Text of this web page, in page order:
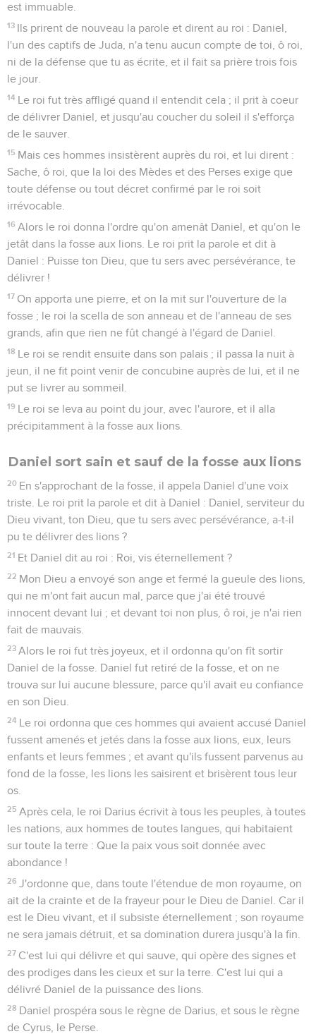
est immuable.
13 Ils prirent de nouveau la parole et dirent au roi : Daniel,
l'un des captifs de Juda, n'a tenu aucun compte de toi, ô roi,
ni de la défense que tu as écrite, et il fait sa prière trois fois
le jour.
14 Le roi fut très affligé quand il entendit cela ; il prit à coeur
de délivrer Daniel, et jusqu'au coucher du soleil il s'efforça
de le sauver.
15 Mais ces hommes insistèrent auprès du roi, et lui dirent :
Sache, ô roi, que la loi des Mèdes et des Perses exige que
toute défense ou tout décret confirmé par le roi soit
irrévocable.
16 Alors le roi donna l'ordre qu'on amenât Daniel, et qu'on le
jetât dans la fosse aux lions. Le roi prit la parole et dit à
Daniel : Puisse ton Dieu, que tu sers avec persévérance, te
délivrer !
17 On apporta une pierre, et on la mit sur l'ouverture de la
fosse ; le roi la scella de son anneau et de l'anneau de ses
grands, afin que rien ne fût changé à l'égard de Daniel.
18 Le roi se rendit ensuite dans son palais ; il passa la nuit à
jeun, il ne fit point venir de concubine auprès de lui, et il ne
put se livrer au sommeil.
19 Le roi se leva au point du jour, avec l'aurore, et il alla
précipitamment à la fosse aux lions.
Daniel sort sain et sauf de la fosse aux lions
20 En s'approchant de la fosse, il appela Daniel d'une voix
triste. Le roi prit la parole et dit à Daniel : Daniel, serviteur du
Dieu vivant, ton Dieu, que tu sers avec persévérance, a-t-il
pu te délivrer des lions ?
21 Et Daniel dit au roi : Roi, vis éternellement ?
22 Mon Dieu a envoyé son ange et fermé la gueule des lions,
qui ne m'ont fait aucun mal, parce que j'ai été trouvé
innocent devant lui ; et devant toi non plus, ô roi, je n'ai rien
fait de mauvais.
23 Alors le roi fut très joyeux, et il ordonna qu'on fît sortir
Daniel de la fosse. Daniel fut retiré de la fosse, et on ne
trouva sur lui aucune blessure, parce qu'il avait eu confiance
en son Dieu.
24 Le roi ordonna que ces hommes qui avaient accusé Daniel
fussent amenés et jetés dans la fosse aux lions, eux, leurs
enfants et leurs femmes ; et avant qu'ils fussent parvenus au
fond de la fosse, les lions les saisirent et brisèrent tous leur
os.
25 Après cela, le roi Darius écrivit à tous les peuples, à toutes
les nations, aux hommes de toutes langues, qui habitaient
sur toute la terre : Que la paix vous soit donnée avec
abondance !
26 J'ordonne que, dans toute l'étendue de mon royaume, on
ait de la crainte et de la frayeur pour le Dieu de Daniel. Car il
est le Dieu vivant, et il subsiste éternellement ; son royaume
ne sera jamais détruit, et sa domination durera jusqu'à la fin.
27 C'est lui qui délivre et qui sauve, qui opère des signes et
des prodiges dans les cieux et sur la terre. C'est lui qui a
délivré Daniel de la puissance des lions.
28 Daniel prospéra sous le règne de Darius, et sous le règne
de Cyrus, le Perse.